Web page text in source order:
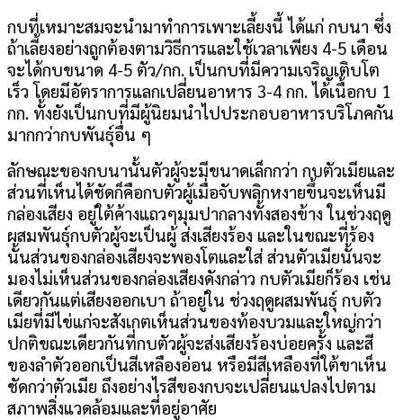
กบที่เหมาะสมจะนำมาทำการเพาะเลี้ยงนี้ ได้แก่ กบนา ซึ่ง
ถ้าเลี้ยงอย่างถูกต้องตามวิธีการและใช้เวลาเพียง 4-5 เดือน
จะได้กบขนาด 4-5 ตัว/กก. เป็นกบที่มีความเจริญเติบโต
เร็ว โดยมีอัตราการแลกเปลี่ยนอาหาร 3-4 กก. ได้เนื้อกบ 1
กก. ทั้งยังเป็นกบที่มีผู้นิยมนำไปประกอบอาหารบริโภคกัน
มากกว่ากบพันธุ์อื่น ๆ
ลักษณะของกบนานั้นตัวผู้จะมีขนาดเล็กกว่า กบตัวเมียและ
ส่วนที่เห็นได้ชัดก็คือกบตัวผู้เมื่อจับพลิกหงายขึ้นจะเห็นมี
กล่องเสียง อยู่ใต้ค้างแถวๆมุมปากลางทั้งสองข้าง ในช่วงฤดู
ผสมพันธุ์กบตัวผู้จะเป็นผู้ ส่งเสียงร้อง และในขณะที่ร้อง
นั้นส่วนของกล่องเสียงจะพองโตและใส่ ส่วนตัวเมียนั้นจะ
มองไม่เห็นส่วนของกล่องเสียงดังกล่าว กบตัวเมียก็ร้อง เช่น
เดียวกันแต่เสียงออกเบา ถ้าอยู่ใน ช่วงฤดูผสมพันธุ์ กบตัว
เมียที่มีไข่แก่จะสังเกตเห็นส่วนของท้องบวมและใหญ่กว่า
ปกติขณะเดียวกันที่กบตัวผู้จะส่งเสียงร้องบ่อยครั้ง และสี
ของลำตัวออกเป็นสีเหลืองอ่อน หรือมีสีเหลืองที่ใต้ขาเห็น
ชัดกว่าตัวเมีย ถึงอย่างไรสีของกบจะเปลี่ยนแปลงไปตาม
สภาพสิ่งแวดล้อมและที่อยู่อาศัย